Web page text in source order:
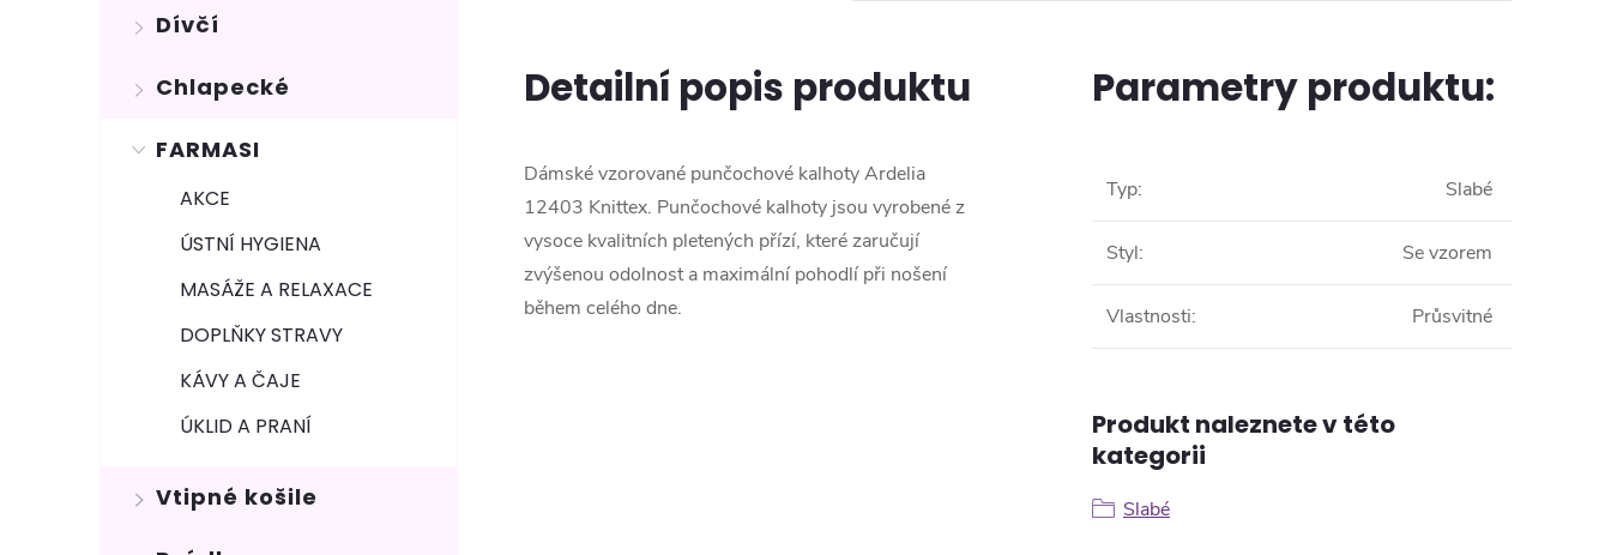
Dívčí
Chlapecké
FARMASI
AKCE
ÚSTNÍ HYGIENA
MASÁŽE A RELAXACE
DOPLŇKY STRAVY
KÁVY A ČAJE
ÚKLID A PRANÍ
Vtipné košile
Detailní popis produktu
Dámské vzorované punčochové kalhoty Ardelia
12403 Knittex. Punčochové kalhoty jsou vyrobené z
vysoce kvalitních pletených přízí, které zaručují
zvýšenou odolnost a maximální pohodlí při nošení
během celého dne.
Parametry produktu:
Typ: Slabé
Styl: Se vzorem
Vlastnosti: Průsvitné
Produkt naleznete v této
kategorii
Slabé